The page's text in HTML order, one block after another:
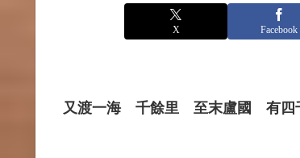
X Facebook
又渡一海 千餘里 至末盧國 有四